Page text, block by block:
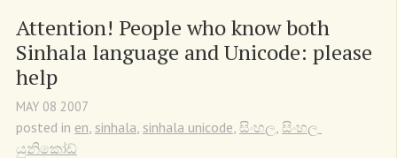
Attention! People who know both
Sinhala language and Unicode: please
help
MAY 08 2007
posted in en sinhala sinhala unicode සිංහල සිංහල
යුනිකෝඩ්